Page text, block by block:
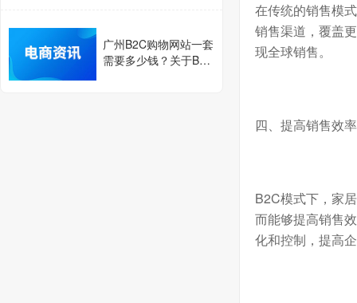
广州B2C购物网站一套
需要多少钱？关于B2C
在传统的销售模
销售渠道，覆盖
现全球销售。
四、提高销售效
B2C模式下，家
而能够提高销售
化和控制，提高